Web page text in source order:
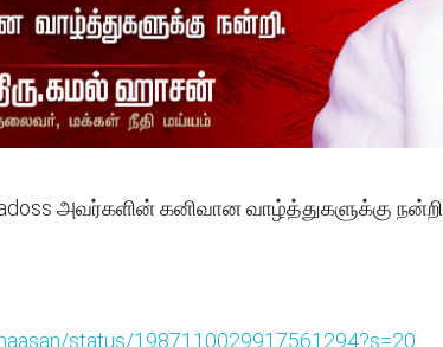
அவர்களின் கனிவான வாழ்த்துகளுக்கு நன்றி.
status/1987110029917561294?s=20